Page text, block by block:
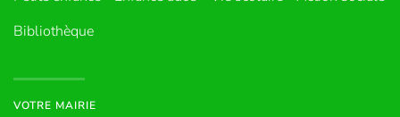
Bibliothèque
VOTRE MAIRIE